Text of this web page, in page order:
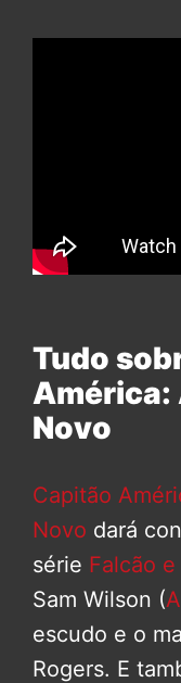
Tudo
América:
Novo
Capitão
Novo dará
série Falcão
Sam Wilson (
escudo e o
Rogers. E